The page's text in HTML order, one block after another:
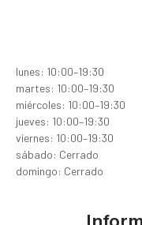
lunes: 10:00–19:30
martes: 10:00–19:30
miércoles: 10:00–19:30
jueves: 10:00–19:30
viernes: 10:00–19:30
sábado: Cerrado
domingo: Cerrado